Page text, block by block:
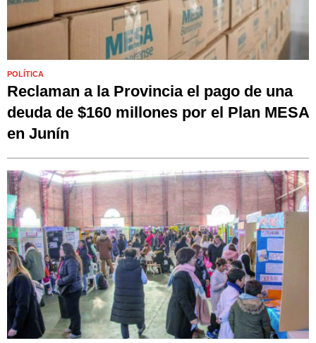
POLÍTICA
Reclaman a la Provincia el pago de una
deuda de $160 millones por el Plan MESA
en Junín